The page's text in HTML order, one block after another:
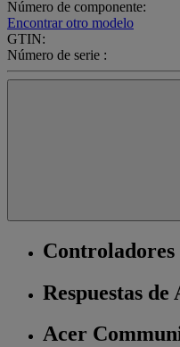
Número de componente:
Encontrar otro modelo
GTIN:
Número de serie :
Controladores
Respuestas de
Acer